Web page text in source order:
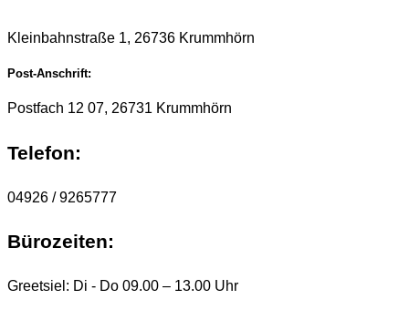
Kleinbahnstraße 1, 26736 Krummhörn
Post-Anschrift:
Postfach 12 07, 26731 Krummhörn
Telefon:
04926 / 9265777
Bürozeiten:
Greetsiel: Di - Do 09.00 – 13.00 Uhr